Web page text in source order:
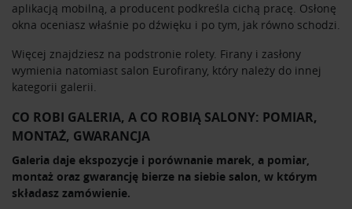
aplikacją mobilną, a producent podkreśla cichą pracę. Osłonę
okna oceniasz właśnie po dźwięku i po tym, jak równo schodzi.
Więcej znajdziesz na podstronie rolety. Firany i zasłony
wymienia natomiast salon Eurofirany, który należy do innej
kategorii galerii.
CO ROBI GALERIA, A CO ROBIĄ SALONY: POMIAR,
MONTAŻ, GWARANCJA
Galeria daje ekspozycje i porównanie marek, a pomiar,
montaż oraz gwarancję bierze na siebie salon, w którym
składasz zamówienie.